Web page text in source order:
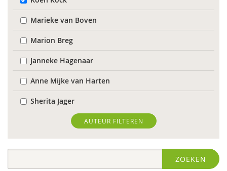
Marieke van Boven
Marion Breg
Janneke Hagenaar
Anne Mijke van Harten
Sherita Jager
Jelka Matlung
Ellis van der Meulen
AUTEUR FILTEREN
ZOEKEN